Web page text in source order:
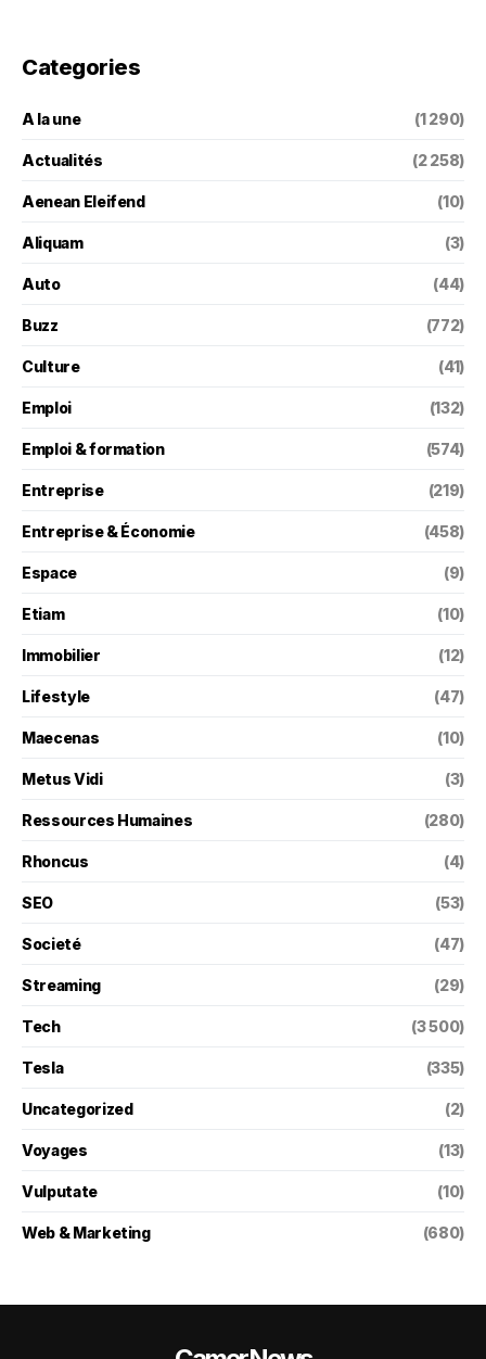
Categories
A la une (1 290)
Actualités (2 258)
Aenean Eleifend (10)
Aliquam (3)
Auto (44)
Buzz (772)
Culture (41)
Emploi (132)
Emploi & formation (574)
Entreprise (219)
Entreprise & Économie (458)
Espace (9)
Etiam (10)
Immobilier (12)
Lifestyle (47)
Maecenas (10)
Metus Vidi (3)
Ressources Humaines (280)
Rhoncus (4)
SEO (53)
Societé (47)
Streaming (29)
Tech (3 500)
Tesla (335)
Uncategorized (2)
Voyages (13)
Vulputate (10)
Web & Marketing (680)